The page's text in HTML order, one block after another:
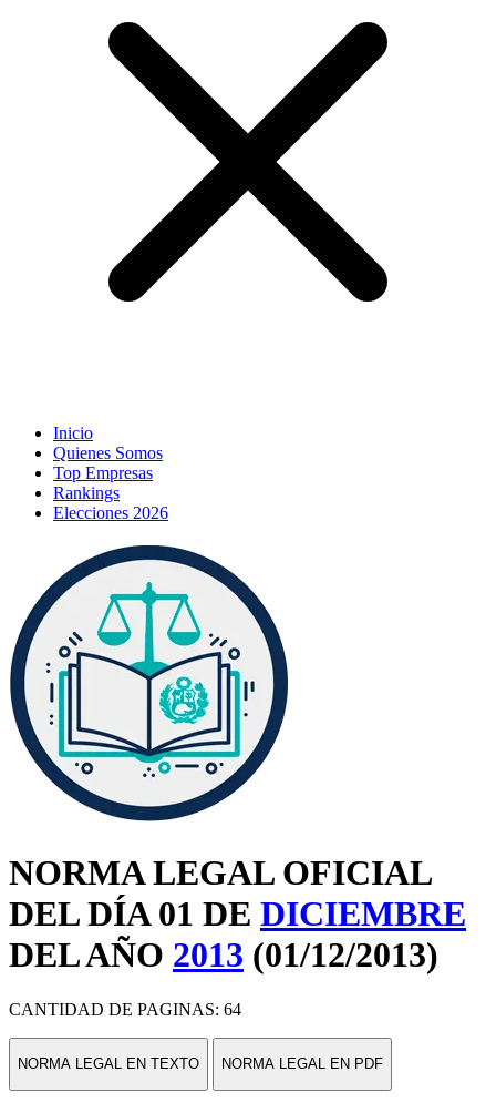
Inicio
Quienes Somos
Top Empresas
Rankings
Elecciones 2026
NORMA LEGAL OFICIAL
DEL DÍA 01 DE DICIEMBRE
DEL AÑO 2013 (01/12/2013)
CANTIDAD DE PAGINAS: 64
NORMA LEGAL EN TEXTO NORMA LEGAL EN PDF